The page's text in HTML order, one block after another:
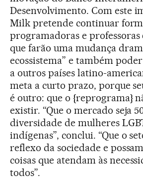
Desenvolvimento. Com este
Milk pretende continuar
programadoras e professoras
que farão uma mudança
ecossistema” e também
a outros países latino-
meta a curto prazo, porque
é outro: que o {reprograma}
existir. “Que o mercado seja
diversidade de mulheres
indígenas”, conclui. “Que o
reflexo da sociedade e
coisas que atendam às
todos”.